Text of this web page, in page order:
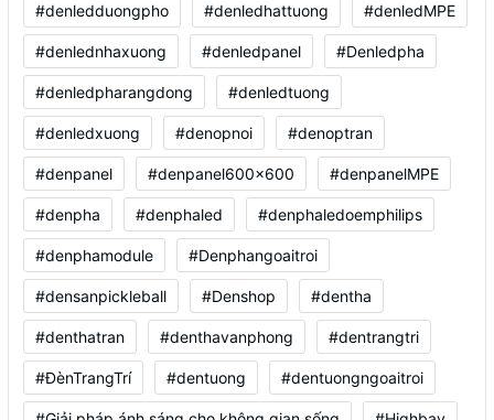
#denledduongpho #denledhattuong #denledMPE
#denlednhaxuong #denledpanel #Denledpha
#denledpharangdong #denledtuong
#denledxuong #denopnoi #denoptran
#denpanel #denpanel600x600 #denpanelMPE
#denpha #denphaled #denphaledoemphilips
#denphamodule #Denphangoaitroi
#densanpickleball #Denshop #dentha
#denthatran #denthavanphong #dentrangtri
#ĐènTrangTrí #dentuong #dentuongngoaitroi